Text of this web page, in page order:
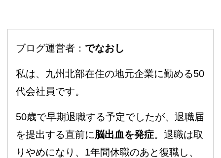
ブログ運営者： でなおし
私は、九州北部在住の地元企業に勤める50
代会社員です。
50歳で早期退職する予定でしたが、退職届
を提出する直前に脳出血を発症。退職は取
りやめになり、1年間休職のあと復職し、